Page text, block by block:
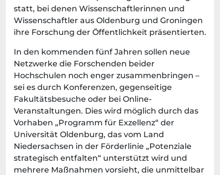
statt, bei denen Wissenschaftlerinnen und
Wissenschaftler aus Oldenburg und Groningen
ihre Forschung der Öffentlichkeit präsentierten.
In den kommenden fünf Jahren sollen neue
Netzwerke die Forschenden beider
Hochschulen noch enger zusammenbringen –
sei es durch Konferenzen, gegenseitige
Fakultätsbesuche oder bei Online-
Veranstaltungen. Dies wird möglich durch das
Vorhaben „Programm für Exzellenz“ der
Universität Oldenburg, das vom Land
Niedersachsen in der Förderlinie „Potenziale
strategisch entfalten“ unterstützt wird und
mehrere Maßnahmen vorsieht, die unmittelbar